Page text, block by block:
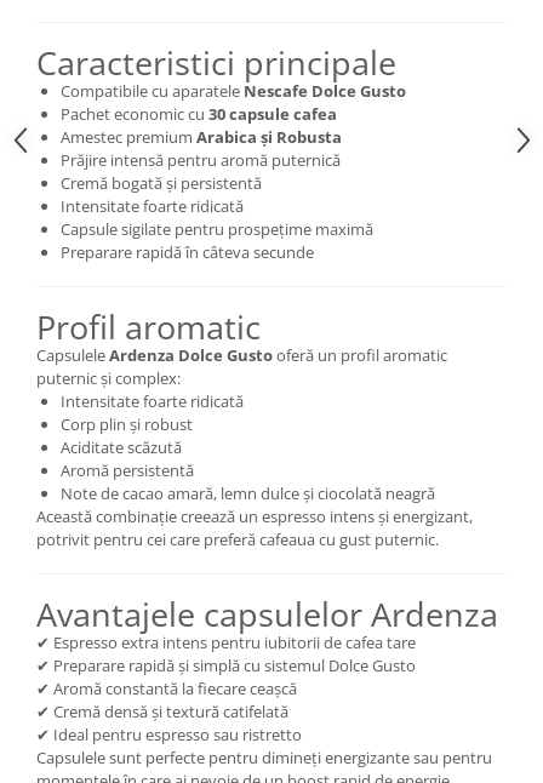
Caracteristici principale
Compatibile cu aparatele Nescafe Dolce Gusto
Pachet economic cu 30 capsule cafea
Amestec premium Arabica și Robusta
Prăjire intensă pentru aromă puternică
Cremă bogată și persistentă
Intensitate foarte ridicată
Capsule sigilate pentru prospețime maximă
Preparare rapidă în câteva secunde
Profil aromatic
CapsuleleArdenza Dolce Gustooferă un profil aromatic
puternic și complex:
Intensitate foarte ridicată
Corp plin și robust
Aciditate scăzută
Aromă persistentă
Note de cacao amară, lemn dulce și ciocolată neagră
Această combinație creează un espresso intens și energizant,
potrivit pentru cei care preferă cafeaua cu gust puternic.
Avantajele capsulelor Ardenza
✔ Espresso extra intens pentru iubitorii de cafea tare
✔ Preparare rapidă și simplă cu sistemul Dolce Gusto
✔ Aromă constantă la fiecare ceașcă
✔ Cremă densă și textură catifelată
✔ Ideal pentru espresso sau ristretto
Capsulele sunt perfecte pentru dimineți energizante sau pentru